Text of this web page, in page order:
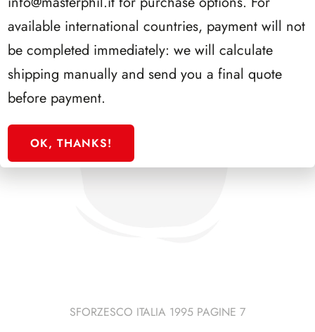
SFORZESCO ITALIA 1995 PAGINE 7
available international countries, payment will not
be completed immediately: we will calculate
shipping manually and send you a final quote
before payment.
OK, THANKS!